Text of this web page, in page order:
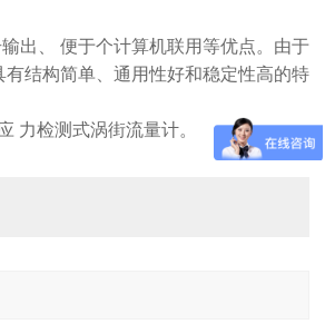
出、 便于个计算机联用等优点。由于
结构简单、通用性好和稳定性高的特
力检测式涡街流量计。